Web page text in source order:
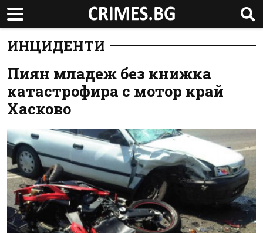
ИНЦИДЕНТИ
Пиян младеж без книжка
катастрофира с мотор край
Хасково